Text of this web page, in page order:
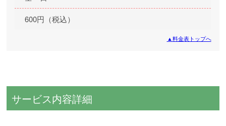
600円（税込）
▲料金表トップへ
サービス内容詳細